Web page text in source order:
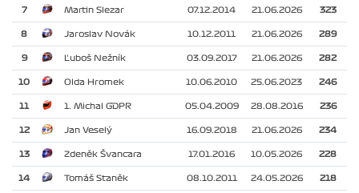
7 Martin Slezar 07.12.2014 21.06.2026 323
8 Jaroslav Novák 10.12.2011 21.06.2026 289
9 Ľuboš Nežník 03.09.2017 21.06.2026 282
10 Olda Hromek 10.06.2010 25.06.2023 246
11 1. Michal GDPR 05.04.2009 28.08.2016 236
12 Jan Veselý 16.09.2018 21.06.2026 234
13 Zdeněk Švancara 17.01.2016 10.05.2026 228
14 Tomáš Staněk 08.10.2011 24.05.2026 218